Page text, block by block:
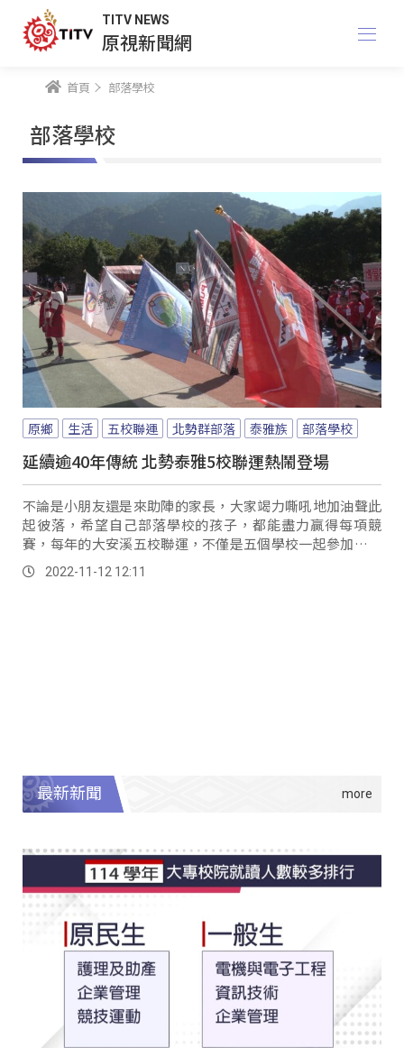
TITV NEWS
原視新聞網
首頁 部落學校
部落學校
原鄉 生活 五校聯運 北勢群部落 泰雅族 部落學校
延續逾40年傳統 北勢泰雅5校聯運熱鬧登場
不論是小朋友還是來助陣的家長，大家竭力嘶吼地加油聲此
起彼落，希望自己部落學校的孩子，都能盡力贏得每項競
賽，每年的大安溪五校聯運，不僅是五個學校一起參加，也
是大安溪上泰雅北勢群十幾個部落的年度盛事。
2022-11-12 12:11
最新新聞